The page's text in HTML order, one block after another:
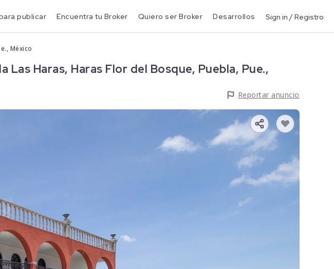
publicar Encuentra tu Broker Quiero ser Broker Desarrollos Sign in / Registro
México
Haras, Haras Flor del Bosque, Puebla, Pue.,
Reportar anuncio